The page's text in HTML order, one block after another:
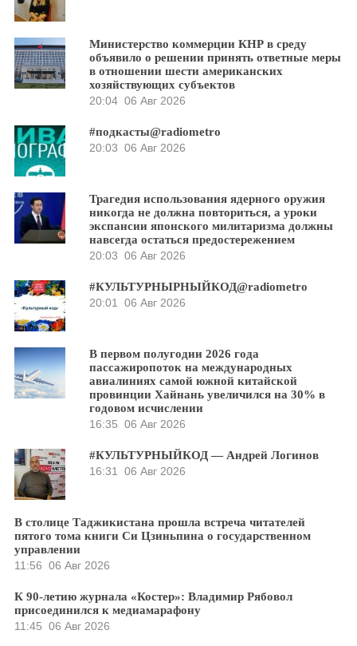
Министерство коммерции КНР в среду
объявило о решении принять ответные меры
в отношении шести американских
хозяйствующих субъектов
20:04 06 Авг 2026
#подкасты@radiometro
20:03 06 Авг 2026
Трагедия использования ядерного оружия
никогда не должна повториться, а уроки
экспансии японского милитаризма должны
навсегда остаться предостережением
20:03 06 Авг 2026
#КУЛЬТУРНЫРНЫЙКОД@radiometro
20:01
06 Авг 2026
В первом полугодии 2026 года
пассажиропоток на международных
авиалиниях самой южной китайской
провинции Хайнань увеличился на 30% в
годовом исчислении
16:35 06 Авг 2026
#КУЛЬТУРНЫЙКОД — Андрей Логинов
16:31
06 Авг 2026
В столице Таджикистана прошла встреча читателей
пятого тома книги Си Цзиньпина о государственном
управлении
11:56 06 Авг 2026
К 90-летию журнала «Костер»: Владимир Рябовол
присоединился к медиамарафону
11:45 06 Авг 2026